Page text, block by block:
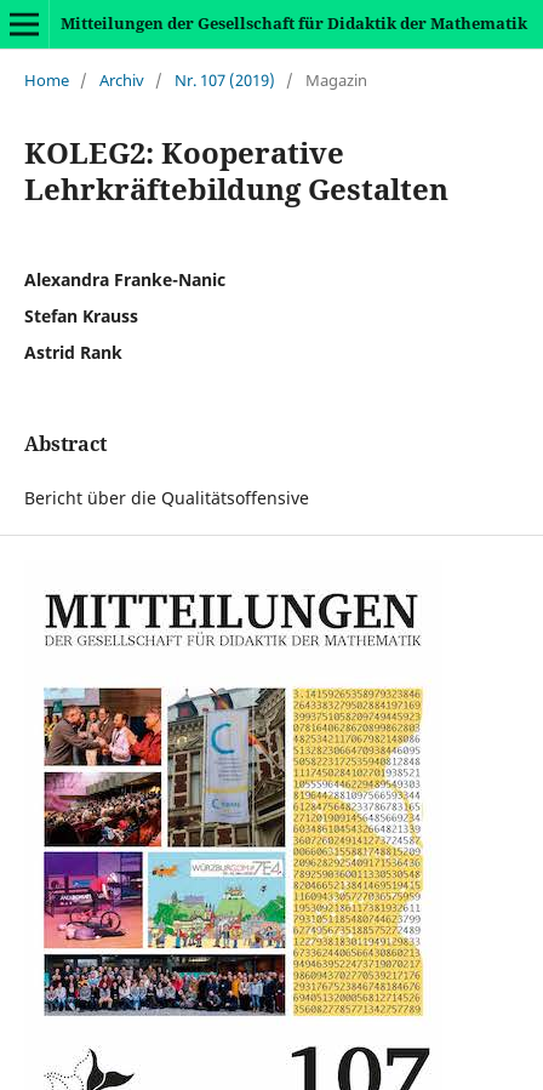
Mitteilungen der Gesellschaft für Didaktik der Mathematik
Home / Archiv / Nr. 107 (2019) / Magazin
KOLEG2: Kooperative
Lehrkräftebildung Gestalten
Alexandra Franke-Nanic
Stefan Krauss
Astrid Rank
Abstract
Bericht über die Qualitätsoffensive